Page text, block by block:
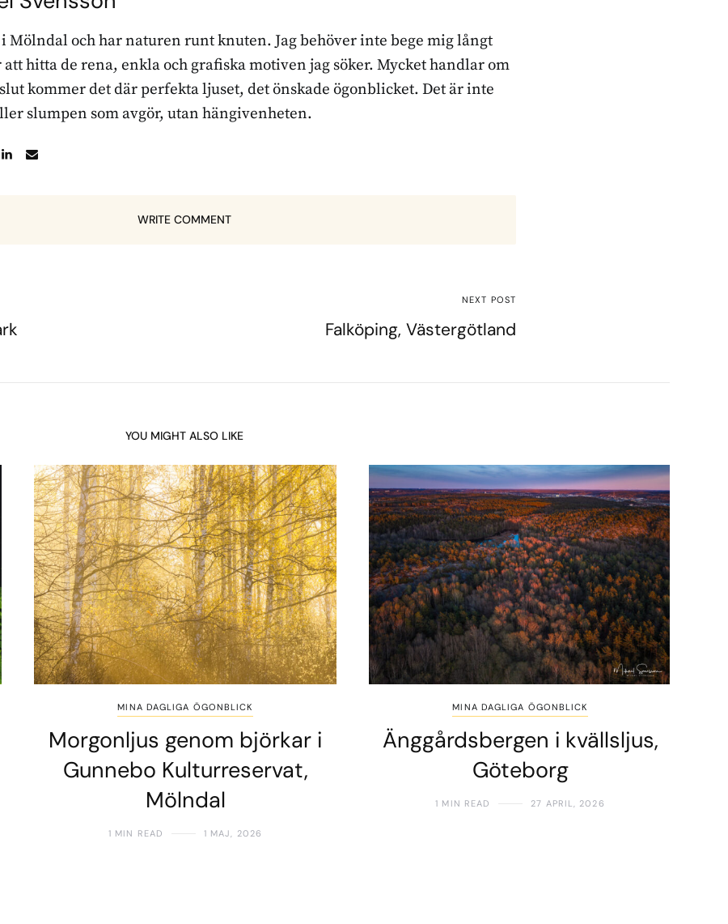
i Mölndal och har naturen runt knuten. Jag behöver inte bege mig långt
hitta de rena, enkla och grafiska motiven jag söker. Mycket handlar om
kommer det där perfekta ljuset, det önskade ögonblicket. Det är inte
slumpen som avgör, utan hängivenheten.
WRITE COMMENT
NEXT POST
Falköping, Västergötland
YOU MIGHT ALSO LIKE
MINA DAGLIGA ÖGONBLICK
Morgonljus genom björkar i
Gunnebo Kulturreservat,
Mölndal
1 MIN READ 1 MAJ, 2026
MINA DAGLIGA ÖGONBLICK
Änggårdsbergen i kvällsljus,
Göteborg
1 MIN READ 27 APRIL, 2026